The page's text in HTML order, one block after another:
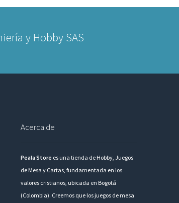
y Hobby SAS
Acerca de
Peala Store es una tienda de Hobby, Juegos
de Mesa y Cartas, fundamentada en los
valores cristianos, ubicada en Bogotá
(Colombia). Creemos que los juegos de mesa